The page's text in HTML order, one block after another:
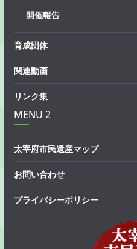
開催報告
育成団体
関連動画
リンク集
MENU 2
太宰府市民遺産マップ
お問い合わせ
プライバシーポリシー